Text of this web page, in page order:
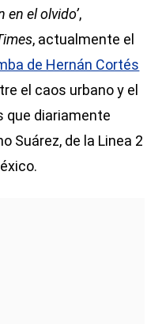
el olvido’,
, actualmente el
de Hernán Cortés
el caos urbano y el
que diariamente
Suárez, de la Linea 2